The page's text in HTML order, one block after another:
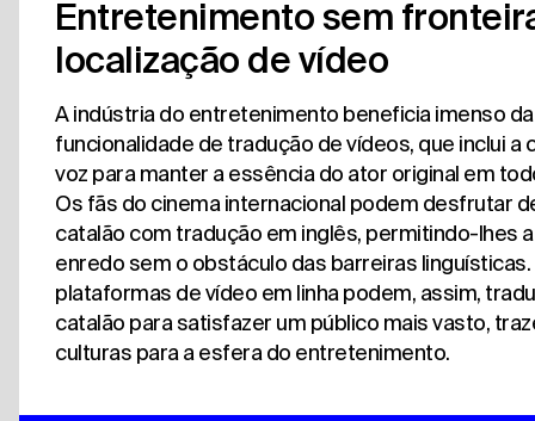
Entretenimento sem
localização de vídeo
A indústria do entretenimento beneficia imenso
funcionalidade de tradução de vídeos, que inclui a
voz para manter a essência do ator original em
Os fãs do cinema internacional podem desfrutar
catalão com tradução em inglês, permitindo-lhes
enredo sem o obstáculo das barreiras linguísticas.
plataformas de vídeo em linha podem, assim,
catalão para satisfazer um público mais vasto,
culturas para a esfera do entretenimento.